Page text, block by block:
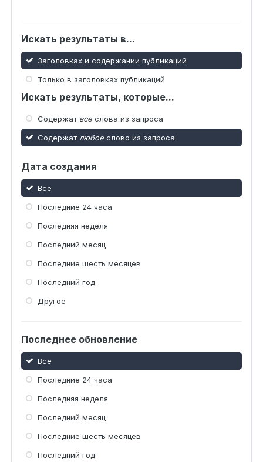
Искать результаты в...
Заголовках и содержании публикаций
Только в заголовках публикаций
Искать результаты, которые...
Содержат все слова из запроса
Содержат любое слово из запроса
Дата создания
Все
Последние 24 часа
Последняя неделя
Последний месяц
Последние шесть месяцев
Последний год
Другое
Последнее обновление
Все
Последние 24 часа
Последняя неделя
Последний месяц
Последние шесть месяцев
Последний год